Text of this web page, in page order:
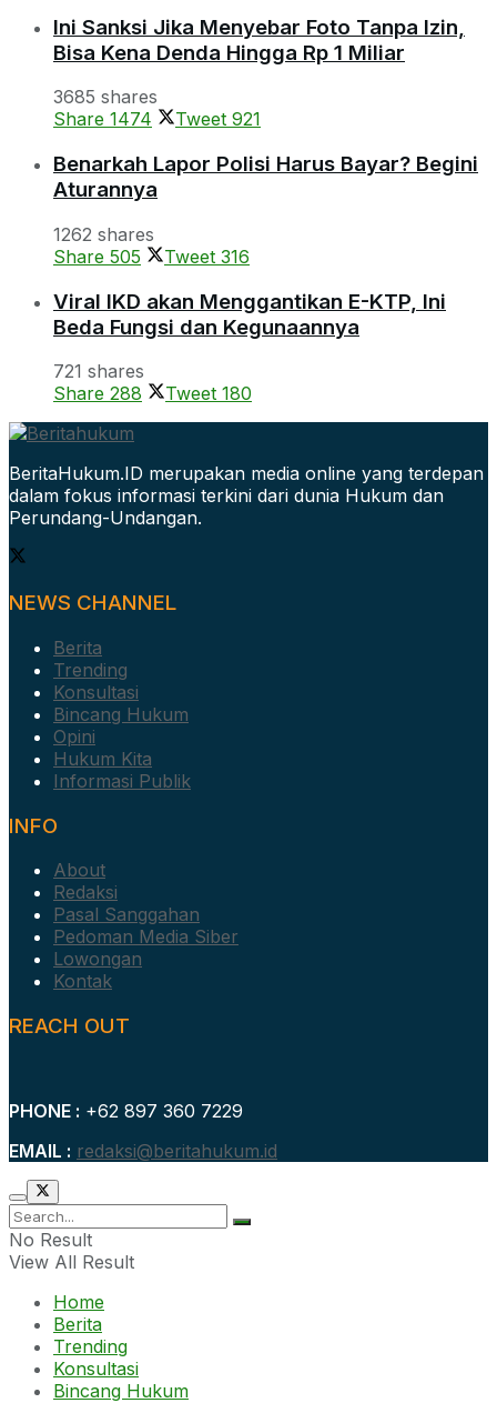
Ini Sanksi Jika Menyebar Foto Tanpa Izin,
Bisa Kena Denda Hingga Rp 1 Miliar
3685 shares
Share 1474 Tweet 921
Benarkah Lapor Polisi Harus Bayar? Begini
Aturannya
1262 shares
Share 505 Tweet 316
Viral IKD akan Menggantikan E-KTP, Ini
Beda Fungsi dan Kegunaannya
721 shares
Share 288 Tweet 180
BeritaHukum.ID merupakan media online yang terdepan
dalam fokus informasi terkini dari dunia Hukum dan
Perundang-Undangan.
NEWS CHANNEL
Berita
Trending
Konsultasi
Bincang Hukum
Opini
Hukum Kita
Informasi Publik
INFO
About
Redaksi
Pasal Sanggahan
Pedoman Media Siber
Lowongan
Kontak
REACH OUT
PHONE : +62 897 360 7229
EMAIL : redaksi@beritahukum.id
No Result
View All Result
Home
Berita
Trending
Konsultasi
Bincang Hukum